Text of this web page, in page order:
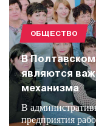
ОБЩЕСТВО
В
являются
механизма
В
предприятия